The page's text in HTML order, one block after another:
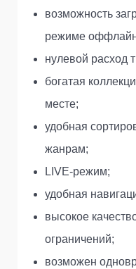
возможность
режиме
нулевой расход
богатая
месте;
удобная
жанрам;
LIVE-режим;
удобная
высокое
ограничений;
возможен